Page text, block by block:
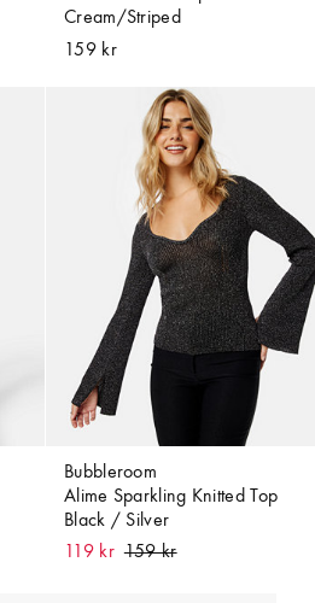
Cream/Striped
159 kr
Bubbleroom
Alime Sparkling Knitted Top
Black / Silver
119 kr